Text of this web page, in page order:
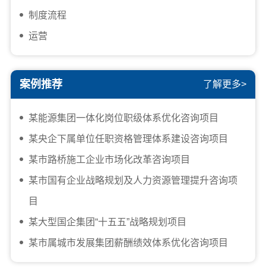
制度流程
运营
案例推荐 了解更多>
某能源集团一体化岗位职级体系优化咨询项目
某央企下属单位任职资格管理体系建设咨询项目
某市路桥施工企业市场化改革咨询项目
某市国有企业战略规划及人力资源管理提升咨询项
目
某大型国企集团“十五五”战略规划项目
某市属城市发展集团薪酬绩效体系优化咨询项目